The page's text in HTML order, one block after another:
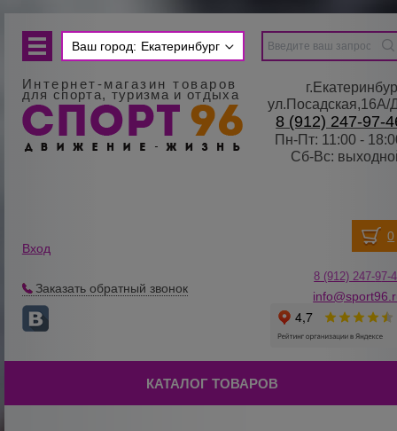
Ваш город: Екатеринбург
Интернет-магазин товаров
для спорта, туризма и отдыха
8 (912) 247-97-
Пн-Пт: 11:00 -
Сб-Вс:
Вход
Заказать обратный звонок
8 (912) 247-97-
КАТАЛОГ ТОВАРОВ